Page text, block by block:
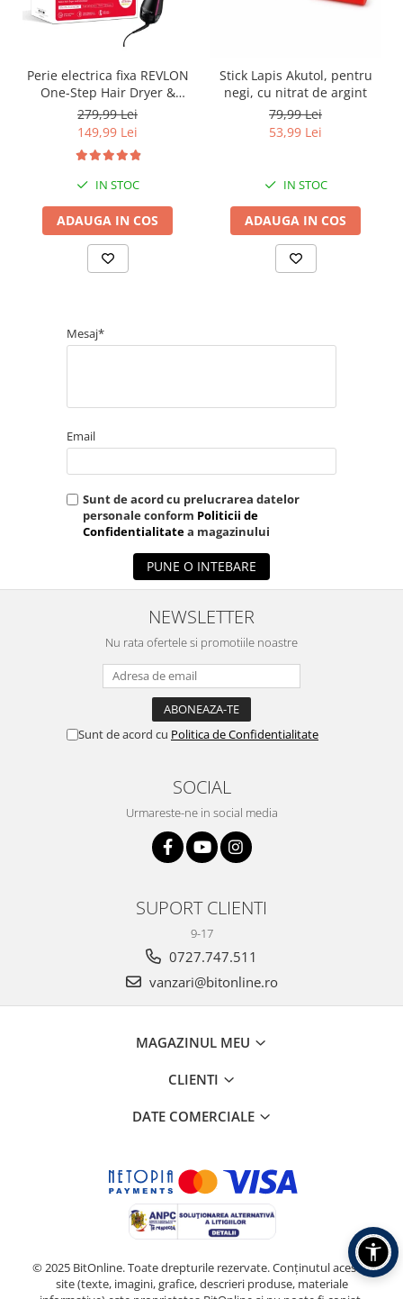
Perie electrica fixa REVLON
One-Step Hair Dryer &
Volumizer, RVDR5222E2,
pentru par mediu si lung
279,99 Lei
149,99 Lei
IN STOC
ADAUGA IN COS
Stick Lapis Akutol, pentru
negi, cu nitrat de argint
79,99 Lei
53,99 Lei
IN STOC
ADAUGA IN COS
Mesaj*
Email
Sunt de acord cu prelucrarea datelor
personale conform Politicii de
Confidentialitatea magazinului
PUNE O INTEBARE
NEWSLETTER
Nu rata ofertele si promotiile noastre
Sunt de acord cu Politica de Confidentialitate
SOCIAL
Urmareste-ne in social media
SUPORT CLIENTI
9-17
0727.747.511
vanzari@bitonline.ro
MAGAZINUL MEU
CLIENTI
DATE COMERCIALE
© 2025 BitOnline. Toate drepturile rezervate. Conținutul acestui
site (texte, imagini, grafice, descrieri produse, materiale